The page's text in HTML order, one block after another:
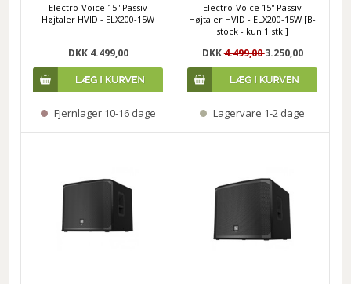
Electro-Voice 15'' Passiv
Højtaler HVID - ELX200-15W
DKK 4.499,00
Fjernlager 10-16 dage
Electro-Voice 15'' Passiv
Højtaler HVID - ELX200-15W [B-
stock - kun 1 stk.]
DKK4.499,003.250,00
Lagervare 1-2 dage